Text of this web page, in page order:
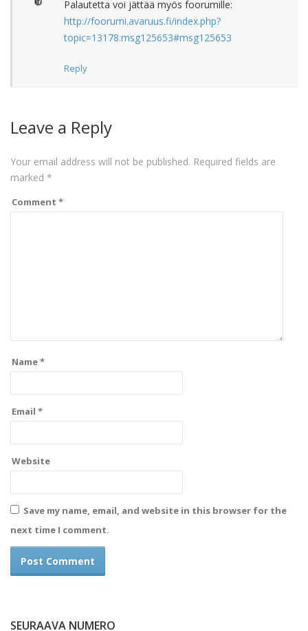
Palautetta voi jättää myös foorumille:
http://foorumi.avaruus.fi/index.php?
topic=13178.msg125653#msg125653
Reply
Leave a Reply
Your email address will not be published. Required fields are
marked *
Comment *
Name*
Email *
Website
Save my name, email, and website in this browser for the
next time I comment.
SEURAAVA NUMERO